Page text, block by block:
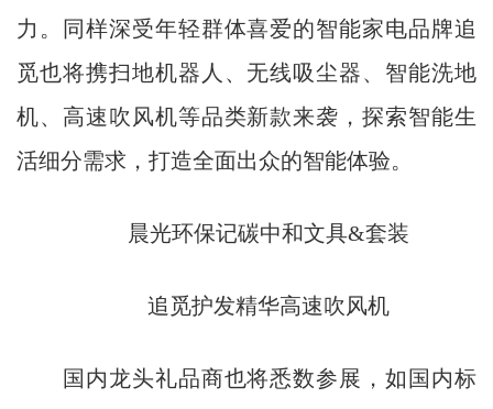
力。同样深受年轻群体喜爱的智能家电品牌追
觅也将携扫地机器人、无线吸尘器、智能洗地
机、高速吹风机等品类新款来袭，探索智能生
活细分需求，打造全面出众的智能体验。
晨光环保记碳中和文具&套装
追觅护发精华高速吹风机
国内龙头礼品商也将悉数参展，如国内标